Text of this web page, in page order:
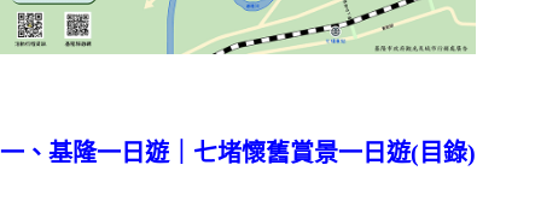
一、基隆一日遊｜七堵懷舊賞景一日遊(目錄)